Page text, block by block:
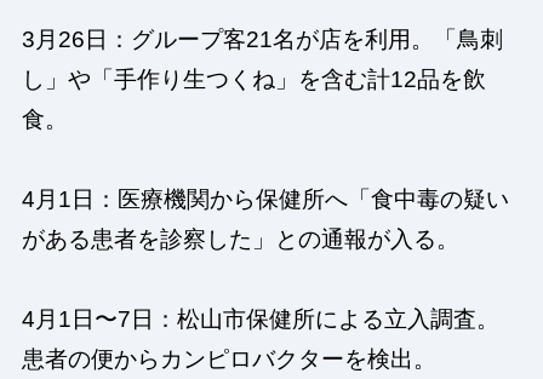
3月26日：グループ客21名が店を利用。「鳥刺
し」や「手作り生つくね」を含む計12品を飲
食。
4月1日：医療機関から保健所へ「食中毒の疑い
がある患者を診察した」との通報が入る。
4月1日〜7日：松山市保健所による立入調査。
患者の便からカンピロバクターを検出。